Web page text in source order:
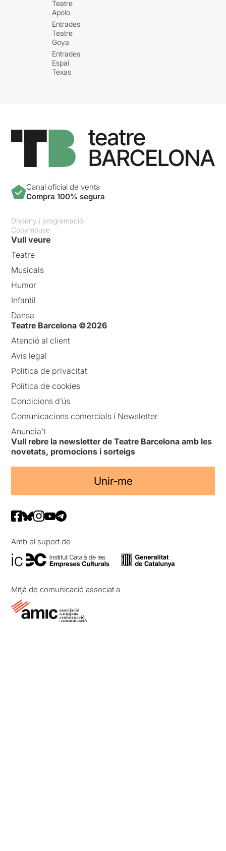
Teatre
Apolo
Entrades
Teatre
Goya
Entrades
Espai
Texas
Canal oficial de venta
Compra 100% segura
Disseny i programació:
Copymouse
Vull veure
Teatre
Musicals
Humor
Infantil
Dansa
Teatre Barcelona ©2026
Atenció al client
Avís legal
Política de privacitat
Política de cookies
Condicions d’ús
Comunicacions comercials i Newsletter
Anuncia’t
Vull rebre la newsletter de Teatre Barcelona amb les
novetats, promocions i sorteigs
Unir-me
Amb el suport de
Mitjà de comunicació associat a